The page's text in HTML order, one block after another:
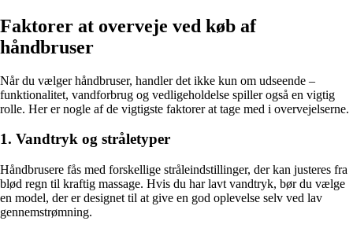
Faktorer at overveje ved køb af
håndbruser
Når du vælger håndbruser, handler det ikke kun om udseende –
funktionalitet, vandforbrug og vedligeholdelse spiller også en vigtig
rolle. Her er nogle af de vigtigste faktorer at tage med i overvejelserne.
1. Vandtryk og stråletyper
Håndbrusere fås med forskellige stråleindstillinger, der kan justeres fra
blød regn til kraftig massage. Hvis du har lavt vandtryk, bør du vælge
en model, der er designet til at give en god oplevelse selv ved lav
gennemstrømning.